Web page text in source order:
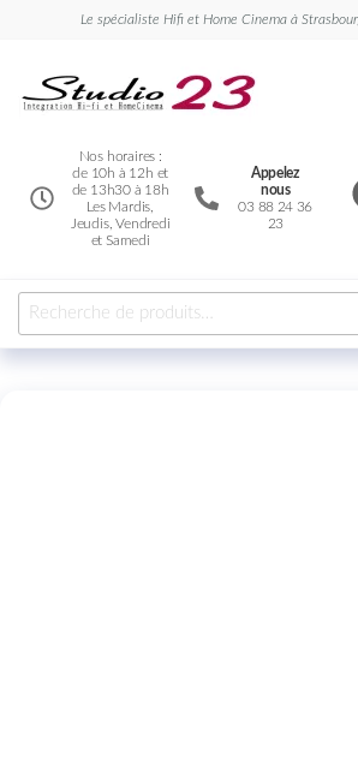
Le spécialiste Hifi et Home Cinema à
Nos horaires :
de 10h à 12h et
de 13h30 à 18h
Les Mardis,
Jeudis, Vendredi
et Samedi
Appelez
nous
03 88 24 36
23